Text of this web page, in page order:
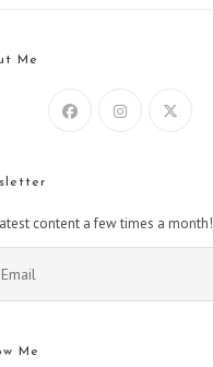
Me
content a few times a month!
Me